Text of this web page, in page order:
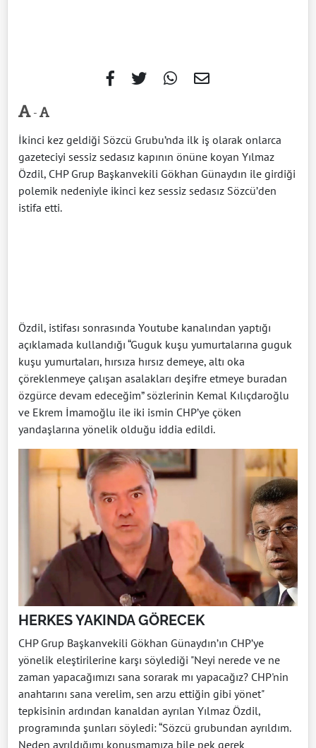
-
İkinci kez geldiği Sözcü Grubu’nda ilk iş olarak onlarca
gazeteciyi sessiz sedasız kapının önüne koyan Yılmaz
Özdil, CHP Grup Başkanvekili Gökhan Günaydın ile girdiği
polemik nedeniyle ikinci kez sessiz sedasız Sözcü’den
istifa etti.
Özdil, istifası sonrasında Youtube kanalından yaptığı
açıklamada kullandığı “Guguk kuşu yumurtalarına guguk
kuşu yumurtaları, hırsıza hırsız demeye, altı oka
çöreklenmeye çalışan asalakları deşifre etmeye buradan
özgürce devam edeceğim” sözlerinin Kemal Kılıçdaroğlu
ve Ekrem İmamoğlu ile iki ismin CHP’ye çöken
yandaşlarına yönelik olduğu iddia edildi.
HERKES YAKINDA GÖRECEK
CHP Grup Başkanvekili Gökhan Günaydın’ın CHP’ye
yönelik eleştirilerine karşı söylediği "Neyi nerede ve ne
zaman yapacağımızı sana sorarak mı yapacağız? CHP'nin
anahtarını sana verelim, sen arzu ettiğin gibi yönet"
tepkisinin ardından kanaldan ayrılan Yılmaz Özdil,
programında şunları söyledi: “Sözcü grubundan ayrıldım.
Neden ayrıldığımı konuşmamıza bile pek gerek